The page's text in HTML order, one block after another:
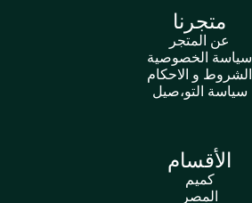
متجرنا
عن المتجر
سياسة الخصوصية
الشروط و الاحكام
سياسة التو،صيل
الأقسام
كميم
المصر